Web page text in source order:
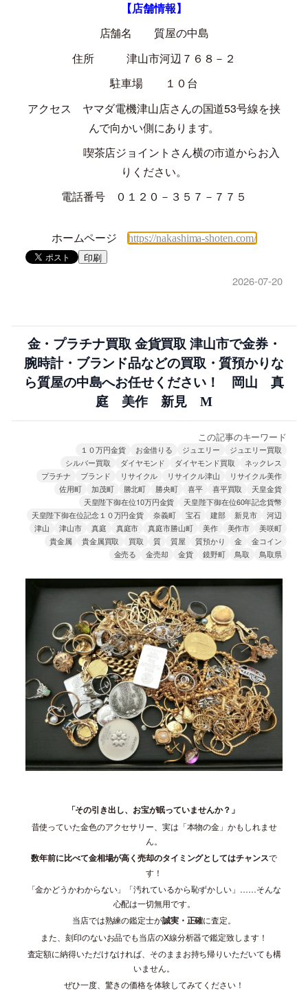
【店舗情報】
店舗名 質屋の中島
住所 津山市河辺７６８－２
駐車場 １０台
アクセス ヤマダ電機津山店さんの国道53号線を挟
んで向かい側にあります。
喫茶店ジョイントさん横の市道からお入
りください。
電話番号 ０１２０－３５７－７７５
ホームページ https://nakashima-shoten.com/
印刷
2026-07-20
金・プラチナ買取 金貨買取 津山市で金券・
腕時計・ブランド品などの買取・質預かりな
ら質屋の中島へお任せください！ 岡山 真
庭 美作 新見 M
この記事のキーワード
１０万円金貨 お金借りる ジュエリー
ジュエリー買取
シルバー買取
ダイヤモンド ダイヤモンド買取
ネックレス
プラチナ
ブランド リサイクル リサイクル津山
リサイクル美作
佐用町
加茂町 勝北町 勝央町 喜平 喜平買取
天皇金貨
天皇陛下御在位10万円金貨
天皇陛下御在位60年記念貨幣
天皇陛下御在位記念１０万円金貨
奈義町 宝石 建部 新見市
河辺
津山
津山市 真庭 真庭市 真庭市勝山町 美作 美作市
美咲町
貴金属
貴金属買取 買取 質 質屋 質預かり 金
金コイン
金売る
金売却 金貨 鏡野町 鳥取 鳥取県
「その引き出し、お宝が眠っていませんか？」
昔使っていた金色のアクセサリー、実は「本物の金」かもしれませ
ん。
数年前に比べて金相場が高く売却のタイミングとしてはチャンスで
す！
「金かどうかわからない」「汚れているから恥ずかしい」……そんな
心配は一切無用です。
当店では熟練の鑑定士が誠実・正確に査定。
また、刻印のないお品でも当店のX線分析器で鑑定致します！
査定額に納得いただけなければ、そのままお持ち帰りいただいても構
いません。
ぜひ一度、驚きの価格を体験してみてください！